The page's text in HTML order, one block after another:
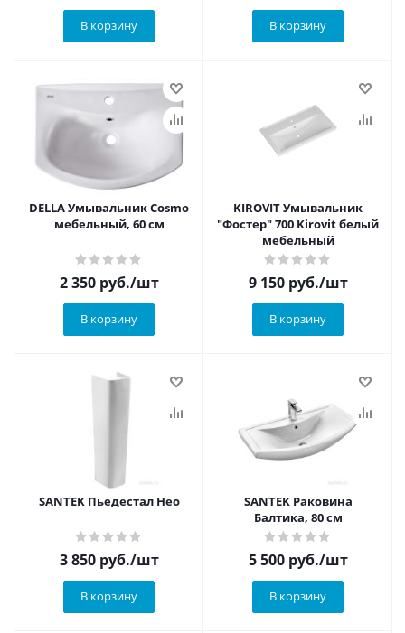
В корзину В корзину
DELLA Умывальник Cosmo
мебельный, 60 см
2 350руб./шт
В корзину
KIROVIT Умывальник
"Фостер" 700 Kirovit белый
мебельный
9 150руб./шт
В корзину
SANTEK Пьедестал Нео
3 850руб./шт
В корзину
SANTEK Раковина
Балтика, 80 см
5 500руб./шт
В корзину